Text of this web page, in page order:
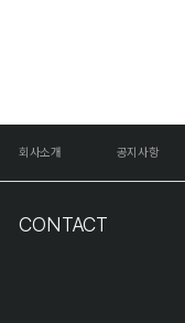
회사소개 공지사항
CONTACT